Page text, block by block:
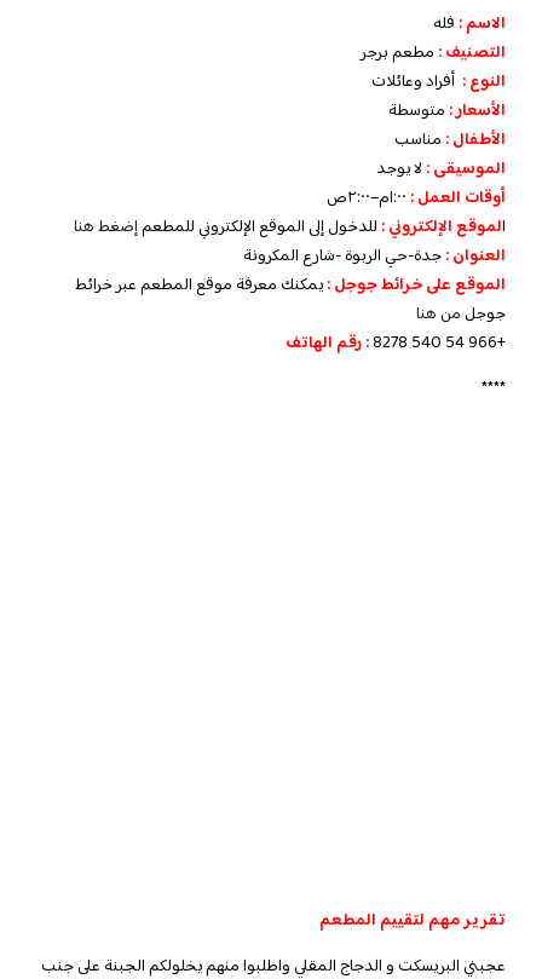
الاسم : فله
التصنيف : مطعم برجر
النوع : أفراد وعائلات
الأسعار : متوسطة
الأطفال : مناسب
الموسيقى : لا يوجد
أوقات العمل :
الموقع الإلكتروني : للدخول إلى الموقع الإلكتروني للمطعمإضغط هنا
العنوان :جدة-حي الربوة -شارع المكرونة
الموقع على خرائط جوجل :يمكنك معرفة موقع المطعم عبر خرائط
جوجل من هنا
+966 54 540 8278
: رقم الهاتف
****
تقرير مهم لتقييم المطعم
عجبني البريسكت و الدجاج المقلي واطلبوا منهم يخلولكم الجبنة على جنب